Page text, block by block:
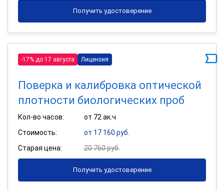
Получить удостоверение
-17% до 17 августа Лицензия
Поверка и калибровка оптической
плотности биологических проб
Кол-во часов:
от 72 ак.ч
Стоимость:
от 17 160 руб.
Старая цена:
20 760 руб.
Получить удостоверение